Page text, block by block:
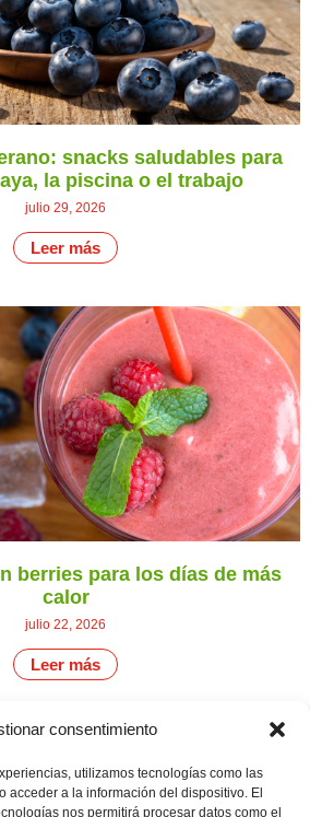
consentimiento
utilizamos tecnologías como las
acceder a la información del dispositivo. El
nos permitirá procesar datos como el
snacks saludables para
la piscina o el trabajo
julio 29, 2026
Leer más
berries para los días de más
calor
julio 22, 2026
Leer más
Camino de
Montemayor s/n
21800 Moguer.
Aviso legal
Política de